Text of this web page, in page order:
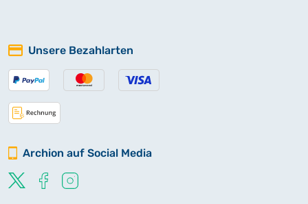
Unsere Bezahlarten
Archion auf Social Media